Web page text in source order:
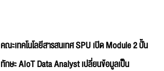
คณะเทคโนโลยีสารสนเทศ SPU เปิด Module 2 ปั้น
ทักษะ AIoT Data Analyst เปลี่ยนข้อมูลเป็น